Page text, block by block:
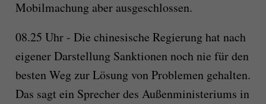
Mobilmachung aber ausgeschlossen.
08.25 Uhr - Die chinesische Regierung hat nach
eigener Darstellung Sanktionen noch nie für den
besten Weg zur Lösung von Problemen gehalten.
Das sagt ein Sprecher des Außenministeriums in